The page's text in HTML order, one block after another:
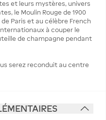
et leurs mystères, univers
le Moulin Rouge de 1900
Paris et au célèbre French
à couper le
de champagne pendant
serez reconduit au centre